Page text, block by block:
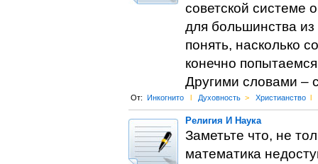
советской системе
для большинства
понять, насколько
конечно
Другими словами –
От: Инкогнито l Духовность > Христианство l
Религия И Наука
Заметьте что, не
математика